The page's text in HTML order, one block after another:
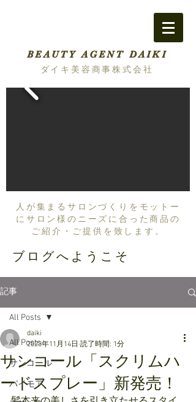
BEAUTY AGENT DAIKI
ダイキ美容商事株式会社
人が集まるサロンづくりをモットー
にサロン様のニーズに合った商品の
ご紹介・ご提供を致します。
ブログへようこそ
記事
All Posts
サンコール
パイモア
All Posts
サンコール「スクリムハ
ードスプレー」新発売！
daiki
2023年11月14日 読了時間: 1分